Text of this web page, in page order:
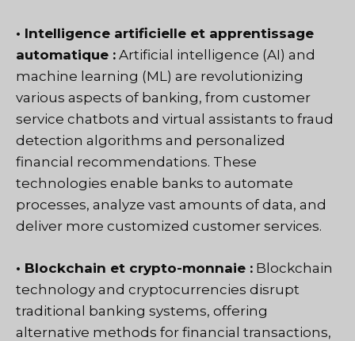
• Intelligence artificielle et apprentissage
automatique : Artificial intelligence (AI) and
machine learning (ML) are revolutionizing
various aspects of banking, from customer
service chatbots and virtual assistants to fraud
detection algorithms and personalized
financial recommendations. These
technologies enable banks to automate
processes, analyze vast amounts of data, and
deliver more customized customer services.
• Blockchain et crypto-monnaie : Blockchain
technology and cryptocurrencies disrupt
traditional banking systems, offering
alternative methods for financial transactions,